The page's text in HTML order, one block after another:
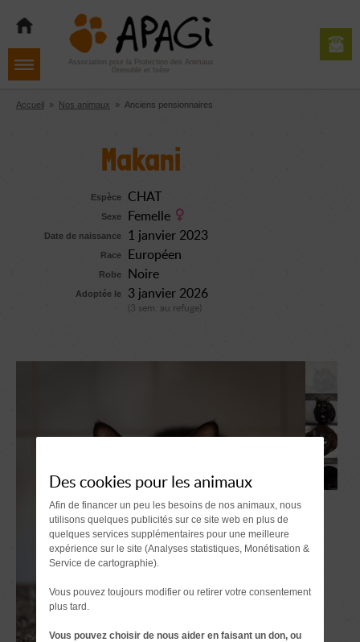
navigation
contenu
Aller
pied
de
Association pour la Protection des Animaux
Grenoble et Isère
Accueil » Nos animaux » Anciens pensionnaires
Makani
Espèce CHAT
Sexe Femelle
Date de naissance 1 janvier 2023
Race Européen
Robe Noire
Adoptée le 3 janvier 2026
(3 sem. au refuge)
Des cookies pour les animaux
Afin de financer un peu les besoins de nos animaux, nous
utilisons quelques publicités sur ce site web en plus de
quelques services supplémentaires pour une meilleure
expérience sur le site (Analyses statistiques, Monétisation &
Service de cartographie).
Vous pouvez toujours modifier ou retirer votre consentement
plus tard.
Vous pouvez choisir de nous aider en faisant un don, ou